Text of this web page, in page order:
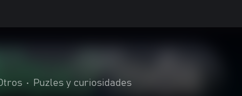
• Puzles y curiosidades